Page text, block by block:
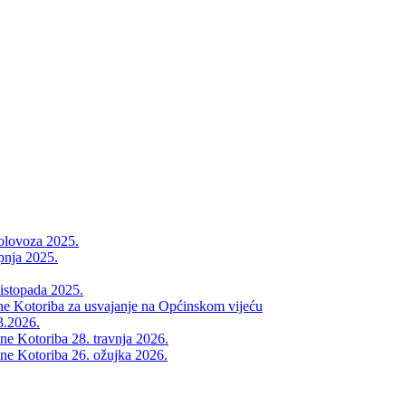
2025.
2025.
2025.
Kotoriba za usvajanje na Općinskom vijeću
Kotoriba 28. travnja 2026.
Kotoriba 26. ožujka 2026.